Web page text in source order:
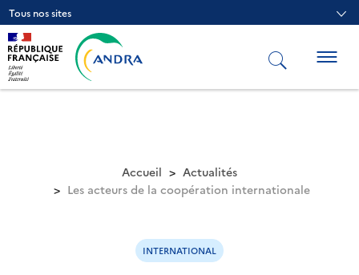
Aller
au
contenu
principal
Tous nos sites
Accueil
Actualités
Les acteurs de la coopération internationale
INTERNATIONAL